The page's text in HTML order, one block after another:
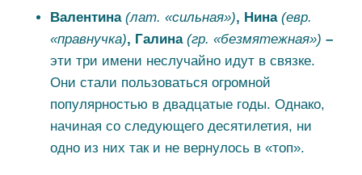
Валентина(лат. «сильная»), Нина(евр.
«правнучка), Галина(гр. «безмятежная»)–
эти три имени неслучайно идут в связке.
Они стали пользоваться огромной
популярностью в двадцатые годы. Однако,
начиная со следующего десятилетия, ни
одно из них так и не вернулось в «топ».